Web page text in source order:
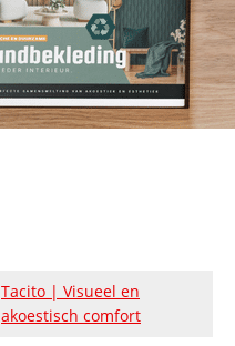
Tacito | Visueel en
akoestisch comfort